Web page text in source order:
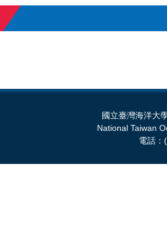
國立臺灣海洋大
National Taiwan
電話